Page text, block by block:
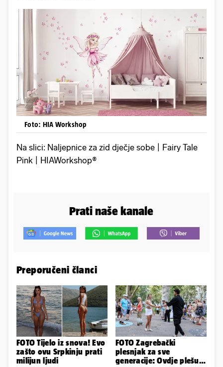
Foto: HIA Workshop
Na slici: Naljepnice za zid dječje sobe | Fairy Tale
Pink | HIAWorkshop®
Prati naše kanale
Preporučeni članci
FOTO Tijelo iz snova! Evo
zašto ovu Srpkinju prati
milijun ljudi
FOTO Zagrebački
plesnjak za sve
generacije: Ovdje plešu